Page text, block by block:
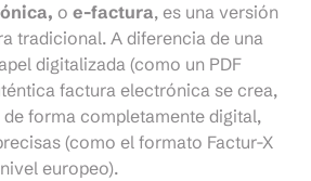
o e-factura, es una versión
tradicional. A diferencia de una
digitalizada (como un PDF
factura electrónica se crea,
forma completamente digital,
(como el formato Factur-X
europeo).